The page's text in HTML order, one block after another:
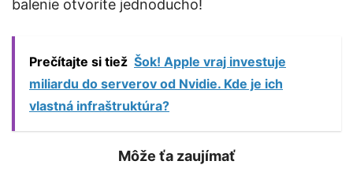
balenie otvoríte jednoducho!
Prečítajte si tiež Šok! Apple vraj investuje
miliardu do serverov od Nvidie. Kde je ich
vlastná infraštruktúra?
Môže ťa zaujímať